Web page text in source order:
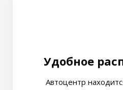
Удобное
Автоцентр